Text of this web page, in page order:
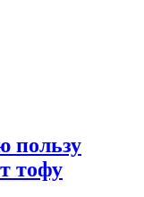
пользу
тофу